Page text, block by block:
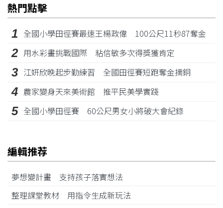
熱門點擊
1 全國小學田徑賽最速王楊政偉 100公尺11秒87奪金
2 用水彩畫挑戰國際 粘信敏多次得獎獲肯定
3 江姸欣晚起步勤練習 全國田徑賽短跑奪金摘銅
4 農家變身天來美術館 推平民美學實踐
5 全國小學田徑賽 60公尺男女小將破大會紀錄
編輯推荐
夢想變計畫 支持孩子落實想法
整理課堂教材 用指令生成新玩法